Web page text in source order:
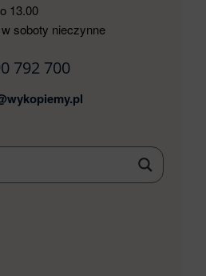
13.00
soboty nieczynne
792 700